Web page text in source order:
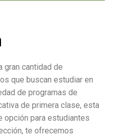
gran cantidad de
que buscan estudiar en
de programas de
de primera clase, esta
opción para estudiantes
te ofrecemos